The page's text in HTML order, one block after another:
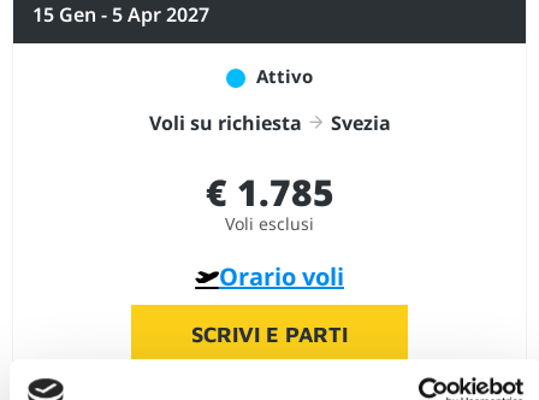
15 Gen - 5 Apr 2027
Attivo
Voli su richiesta Svezia
€ 1.785
Voli esclusi
Orario voli
SCRIVI E PARTI